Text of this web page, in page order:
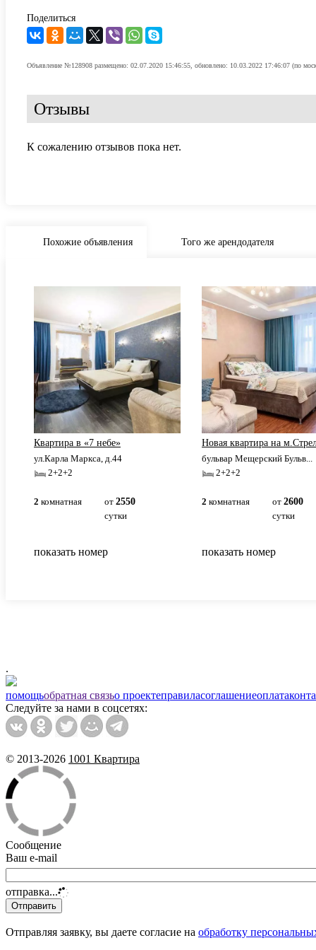
Поделиться
Объявление №128908 размещено: 02.07.2020 15:46:55, обновлено: 10.03.2022 17:46:07 (по
Отзывы
К сожалению отзывов пока нет.
Похожие объявления Того же арендодателя
Квартира в «7 небе»
ул.Карла Маркса, д.44
2+2+2
2 комнатная от 2550
сутки
показать номер
Новая квартира на
бульвар Мещерский Бульв...
2+2+2
2 комнатная от 2600
сутки
показать номер
.
помощьобратная связьо проектеправиласоглашениеоплата
Следуйте за нами в соцсетях:
© 2013-2026 1001 Квартира
Сообщение
Ваш e-mail
отправка...
Отправляя заявку, вы даете согласие на обработку